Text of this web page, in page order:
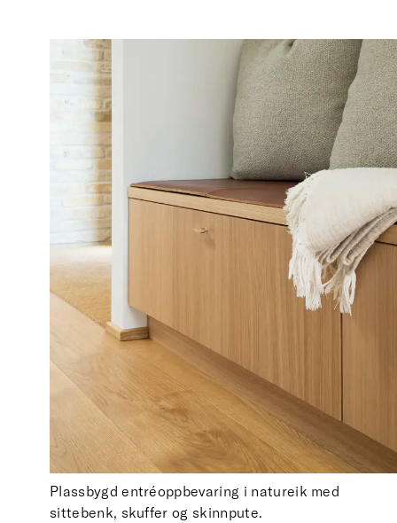
Plassbygd entréoppbevaring i natureik med
sittebenk, skuffer og skinnpute.